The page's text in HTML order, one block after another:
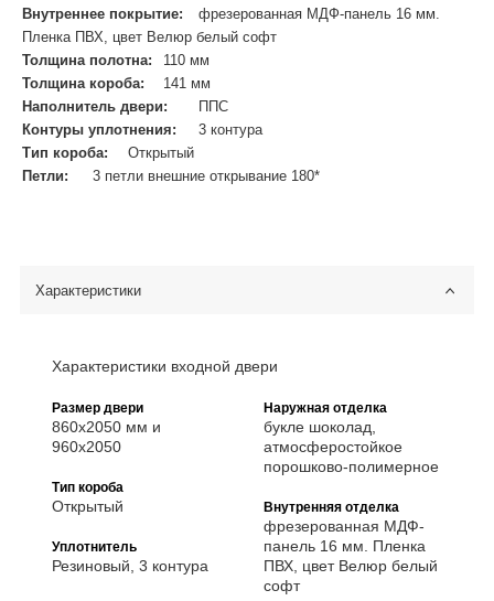
Внутреннее покрытие:
фрезерованная МДФ-панель 16 мм.
Пленка ПВХ, цвет Велюр белый софт
Толщина полотна:
110 мм
Толщина короба:
141 мм
Наполнитель двери:
ППС
Контуры уплотнения:
3 контура
Тип короба:
Открытый
Петли:
3 петли внешние открывание 180*
Характеристики
Характеристики входной двери
Размер двери
860х2050 мм и
960х2050
Тип короба
Открытый
Уплотнитель
Резиновый, 3 контура
Наружная отделка
букле шоколад,
атмосферостойкое
порошково-полимерное
Внутренняя отделка
фрезерованная МДФ-
панель 16 мм. Пленка
ПВХ, цвет Велюр белый
софт